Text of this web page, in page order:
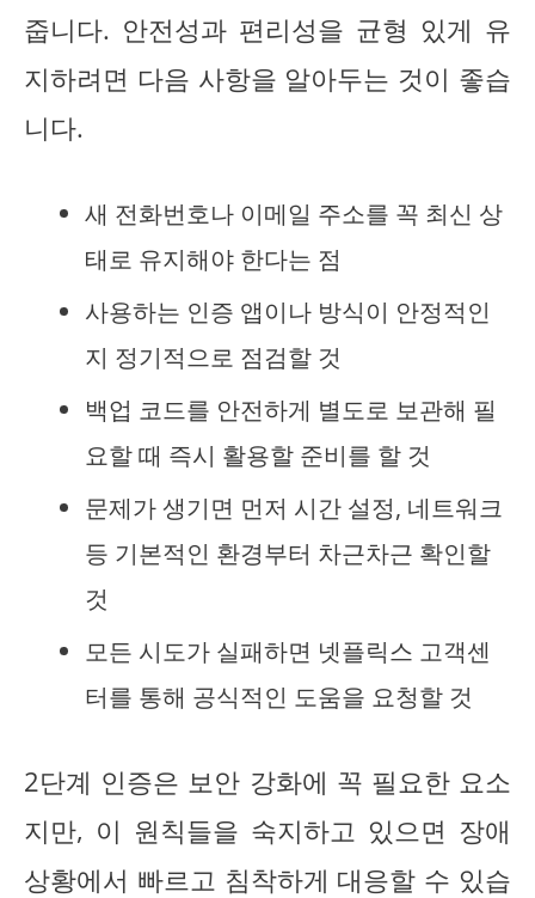
줍니다. 안전성과 편리성을 균형 있게 유
지하려면 다음 사항을 알아두는 것이 좋습
니다.
새 전화번호나 이메일 주소를 꼭 최신 상
태로 유지해야 한다는 점
사용하는 인증 앱이나 방식이 안정적인
지 정기적으로 점검할 것
백업 코드를 안전하게 별도로 보관해 필
요할 때 즉시 활용할 준비를 할 것
문제가 생기면 먼저 시간 설정, 네트워크
등 기본적인 환경부터 차근차근 확인할
것
모든 시도가 실패하면 넷플릭스 고객센
터를 통해 공식적인 도움을 요청할 것
2단계 인증은 보안 강화에 꼭 필요한 요소
지만, 이 원칙들을 숙지하고 있으면 장애
상황에서 빠르고 침착하게 대응할 수 있습